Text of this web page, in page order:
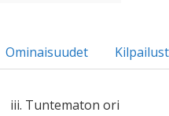
Ominaisuudet
iii. Tuntematon ori